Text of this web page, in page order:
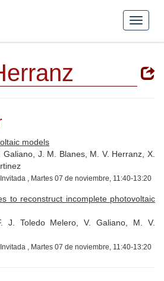
models
Galiano, J. M. Blanes, M. V. Herranz, X.
, Martes 07 de noviembre, 11:40-13:20
to reconstruct incomplete photovoltaic
J. Toledo Melero, V. Galiano, M. V.
, Martes 07 de noviembre, 11:40-13:20